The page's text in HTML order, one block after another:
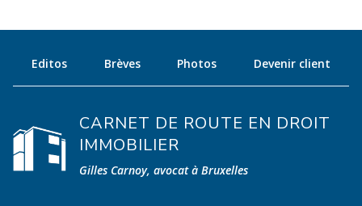
Editos Brèves Photos Devenir client
CARNET DE ROUTE EN DROIT
IMMOBILIER
Gilles Carnoy, avocat à Bruxelles